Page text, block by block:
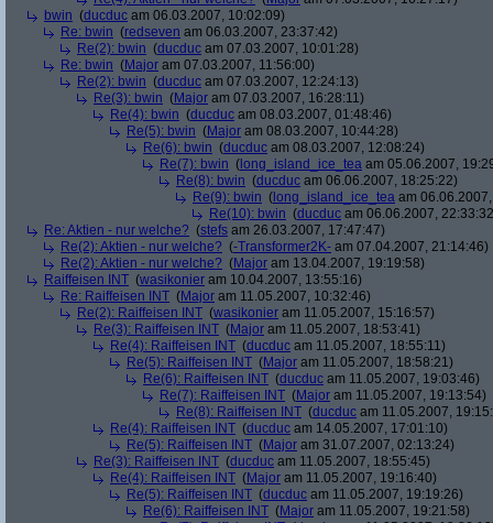
bwin (ducduc am 06.03.2007, 10:02:09)
Re: bwin (redseven am 06.03.2007, 23:37:42)
Re(2): bwin (ducduc am 07.03.2007, 10:01:28)
Re: bwin (Major am 07.03.2007, 11:56:00)
Re(2): bwin (ducduc am 07.03.2007, 12:24:13)
Re(3): bwin (Major am 07.03.2007, 16:28:11)
Re(4): bwin (ducduc am 08.03.2007, 01:48:46)
Re(5): bwin (Major am 08.03.2007, 10:44:28)
Re(6): bwin (ducduc am 08.03.2007, 12:08:24)
Re(7): bwin ( long_island_ice_tea am 05.06.2007,
Re(8): bwin (ducduc am 06.06.2007, 18:25:22)
Re(9): bwin ( long_island_ice_tea am
Re(10): bwin (ducduc am 06.06.2007,
Re: Aktien - nur welche? (stefs am 26.03.2007, 17:47:47)
Re(2): Aktien - nur welche? (-Transformer2K- am 07.04.2007, 21:14:46)
Re(2): Aktien - nur welche? (Major am 13.04.2007, 19:19:58)
Raiffeisen INT (wasikonier am 10.04.2007, 13:55:16)
Re: Raiffeisen INT (Major am 11.05.2007, 10:32:46)
Re(2): Raiffeisen INT (wasikonier am 11.05.2007, 15:16:57)
Re(3): Raiffeisen INT (Major am 11.05.2007, 18:53:41)
Re(4): Raiffeisen INT (ducduc am 11.05.2007, 18:55:11)
Re(5): Raiffeisen INT (Major am 11.05.2007, 18:58:21)
Re(6): Raiffeisen INT (ducduc am 11.05.2007, 19:03:46)
Re(7): Raiffeisen INT (Major am 11.05.2007, 19:13:54)
Re(8): Raiffeisen INT (ducduc am 11.05.2007,
Re(4): Raiffeisen INT (ducduc am 14.05.2007, 17:01:10)
Re(5): Raiffeisen INT (Major am 31.07.2007, 02:13:24)
Re(3): Raiffeisen INT (ducduc am 11.05.2007, 18:55:45)
Re(4): Raiffeisen INT (Major am 11.05.2007, 19:16:40)
Re(5): Raiffeisen INT (ducduc am 11.05.2007, 19:19:26)
Re(6): Raiffeisen INT (Major am 11.05.2007, 19:21:58)